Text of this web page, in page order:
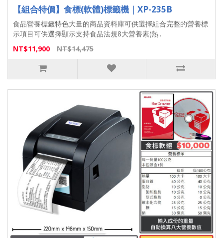
【組合特價】食標(軟體)標籤機｜XP-235B
食品營養標籤特色大量的商品資料庫可供選擇組合完整的營養標
示項目可供選擇顯示支持食品法規8大營養素(熱..
NT$11,900
NT$14,475